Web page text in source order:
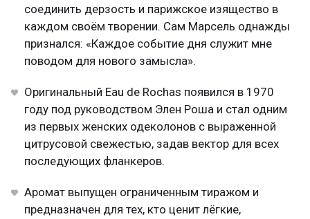
соединить дерзость и парижское изящество в
каждом своём творении. Сам Марсель однажды
признался: «Каждое событие дня служит мне
поводом для нового замысла».
Оригинальный Eau de Rochas появился в 1970
году под руководством Элен Роша и стал одним
из первых женских одеколонов с выраженной
цитрусовой свежестью, задав вектор для всех
последующих фланкеров.
Аромат выпущен ограниченным тиражом и
предназначен для тех, кто ценит лёгкие,